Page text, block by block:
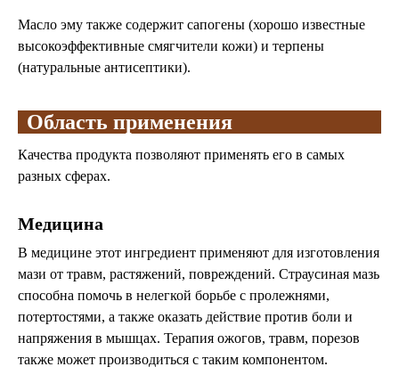
Масло эму также содержит сапогены (хорошо известные
высокоэффективные смягчители кожи) и терпены
(натуральные антисептики).
Область применения
Качества продукта позволяют применять его в самых
разных сферах.
Медицина
В медицине этот ингредиент применяют для изготовления
мази от травм, растяжений, повреждений. Страусиная мазь
способна помочь в нелегкой борьбе с пролежнями,
потертостями, а также оказать действие против боли и
напряжения в мышцах. Терапия ожогов, травм, порезов
также может производиться с таким компонентом.